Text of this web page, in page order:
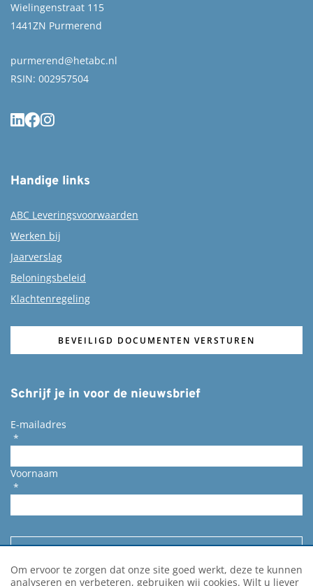
Wielingenstraat 115
1441ZN Purmerend
purmerend@hetabc.nl
RSIN: 002957504
Handige links
ABC Leveringsvoorwaarden
Werken bij
Jaarverslag
Beloningsbeleid
Klachtenregeling
BEVEILIGD DOCUMENTEN VERSTUREN
Schrijf je in voor de nieuwsbrief
E-mailadres
*
Voornaam
*
Om ervoor te zorgen dat onze site goed werkt, deze te kunnen
analyseren en verbeteren, gebruiken wij cookies. Wilt u liever